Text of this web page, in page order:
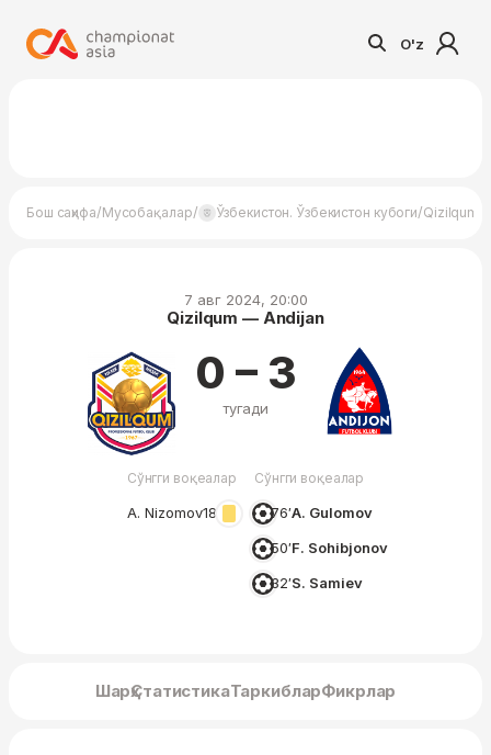
O'z
Бош саҳифа/Мусобақалар/ Ўзбекистон. Ўзбекистон кубоги/Qizilqum
7 авг 2024, 20:00
Qizilqum — Andijan
Сўнгги воқеалар
A. Nizomov18′
0 – 3
тугади
Сўнгги воқеалар
76′A. Gulomov
50′F. Sohibjonov
32′S. Samiev
ШарҳСтатистикаТаркибларФикрлар